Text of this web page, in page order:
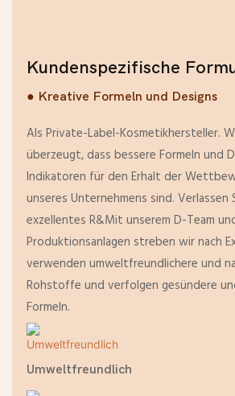
Kundenspezifische
● Kreative Formeln und Designs
Als Private-Label-Kosmetikhersteller.
überzeugt, dass bessere Formeln und
Indikatoren für den Erhalt der
unseres Unternehmens sind. Verlassen
exzellentes R&Mit unserem D-Team
Produktionsanlagen streben wir nach
verwenden umweltfreundlichere und
Rohstoffe und verfolgen gesündere
Formeln.
Umweltfreundlich